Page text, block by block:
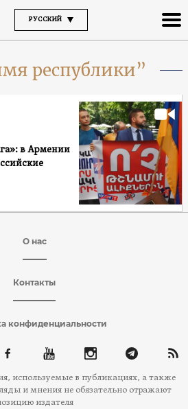
РУССКИЙ
республики”
в Армении
О нас
Контакты
конфиденциальности
используемые в публикациях, а также
и мнения не обязательно отражают
издателя